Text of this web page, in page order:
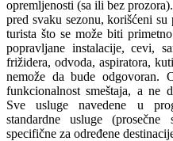
opremljenosti (sa ili bez
pred svaku sezonu, korišćeni
turista što se može biti
popravljane instalacije, cevi,
frižidera, odvoda, aspiratora,
nemože da bude odgovoran.
funkcionalnost smeštaja, a ne
Sve usluge navedene u
standardne usluge
specifične za određene